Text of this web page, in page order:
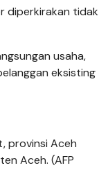
diperkirakan tidak
usaha,
eksisting
provinsi Aceh
Aceh. (AFP